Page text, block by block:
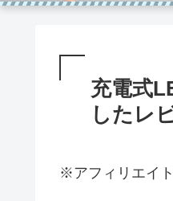
充電式
したレ
※アフィリエイ